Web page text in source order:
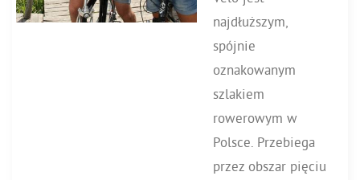
najdłuższym,
spójnie
oznakowanym
szlakiem
rowerowym w
Polsce. Przebiega
przez obszar pięciu